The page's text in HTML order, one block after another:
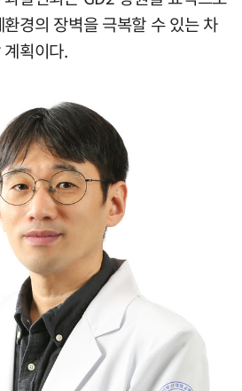
경의 장벽을 극복할 수 있는 차
획이다.